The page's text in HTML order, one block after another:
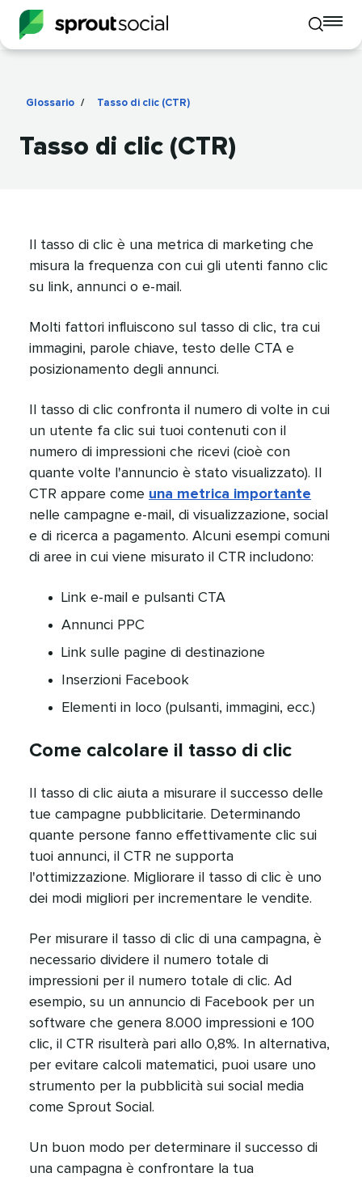
Toggle
mobile
Glossario / Tasso di clic (CTR)
Tasso di clic (CTR)​​
Il tasso di clic è una metrica di marketing che
misura la frequenza con cui gli utenti fanno clic
su link, annunci o e-mail.​​
Molti fattori influiscono sul tasso di clic, tra cui
immagini, parole chiave, testo delle CTA e
posizionamento degli annunci.​​
Il tasso di clic confronta il numero di volte in cui
un utente fa clic sui tuoi contenuti con il
numero di impressioni che ricevi (cioè con
quante volte l'annuncio è stato visualizzato). Il
CTR appare come una metrica importante
nelle campagne e-mail, di visualizzazione, social
e di ricerca a pagamento. Alcuni esempi comuni
di aree in cui viene misurato il CTR includono:​​
Link e-mail e pulsanti CTA​​
Annunci PPC​​
Link sulle pagine di destinazione​​
Inserzioni Facebook​​
Elementi in loco (pulsanti, immagini, ecc.)​​
Come calcolare il tasso di clic​​
Il tasso di clic aiuta a misurare il successo delle
tue campagne pubblicitarie. Determinando
quante persone fanno effettivamente clic sui
tuoi annunci, il CTR ne supporta
l'ottimizzazione. Migliorare il tasso di clic è uno
dei modi migliori per incrementare le vendite.​​
Per misurare il tasso di clic di una campagna, è
necessario dividere il numero totale di
impressioni per il numero totale di clic. Ad
esempio, su un annuncio di Facebook per un
software che genera 8.000 impressioni e 100
clic, il CTR risulterà pari allo 0,8%. In alternativa,
per evitare calcoli matematici, puoi usare uno
strumento per la pubblicità sui social media
come Sprout Social.​​
Un buon modo per determinare il successo di
una campagna è confrontare la tua